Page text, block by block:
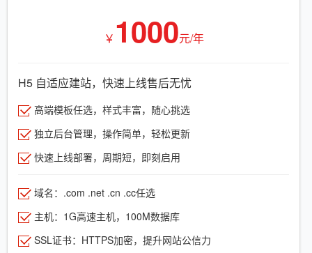
￥ 1000元/年
H5 自适应建站，快速上线售后无忧
高端模板任选，样式丰富，随心挑选
独立后台管理，操作简单，轻松更新
快速上线部署，周期短，即刻启用
域名：.com .net .cn .cc任选
主机：1G高速主机，100M数据库
SSL证书：HTTPS加密，提升网站公信力